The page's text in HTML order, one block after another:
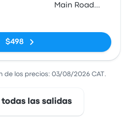
Main Road
$498
los precios: 03/08/2026 CAT.
todas las salidas